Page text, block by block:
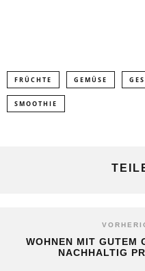
FRÜCHTE GEMÜSE
SMOOTHIE
WOHNEN MIT GUTEM
NACHHALTIG